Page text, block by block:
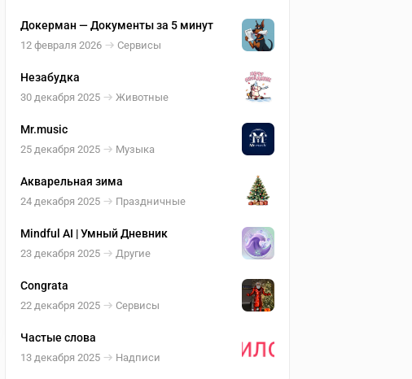
Докерман — Документы за 5 минут
12 февраля 2026 Сервисы
Незабудка
30 декабря 2025 Животные
Mr.music
25 декабря 2025 Музыка
Акварельная зима
24 декабря 2025 Праздничные
Mindful AI | Умный Дневник
23 декабря 2025 Другие
Congrata
22 декабря 2025 Сервисы
Частые слова
13 декабря 2025 Надписи